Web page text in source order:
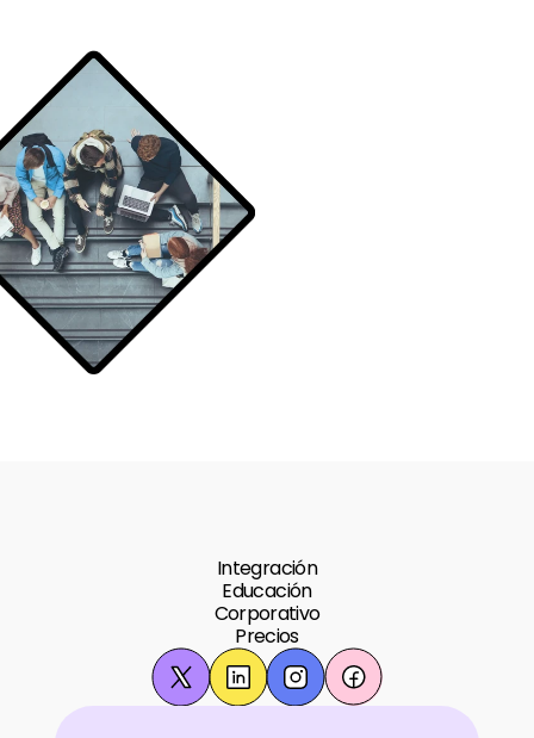
Programa una demostración
Programa una demostración
Integración
Educación
Corporativo
Precios